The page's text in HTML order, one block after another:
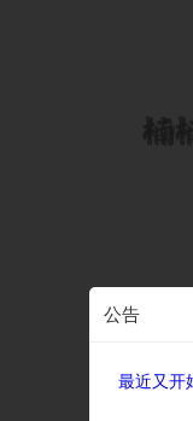
公告
最近又开